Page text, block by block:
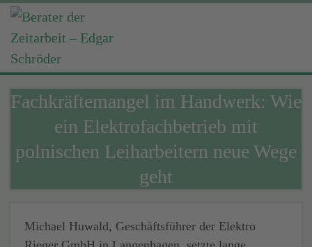
Fachkräftemangel im Handwerk: Wie
ein Elektrofachbetrieb mit
polnischen Leiharbeitern neue Wege
geht
Michael Huwald, Geschäftsführer der Elektro